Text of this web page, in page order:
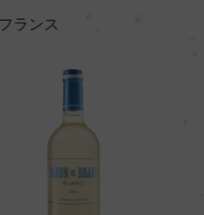
フランス